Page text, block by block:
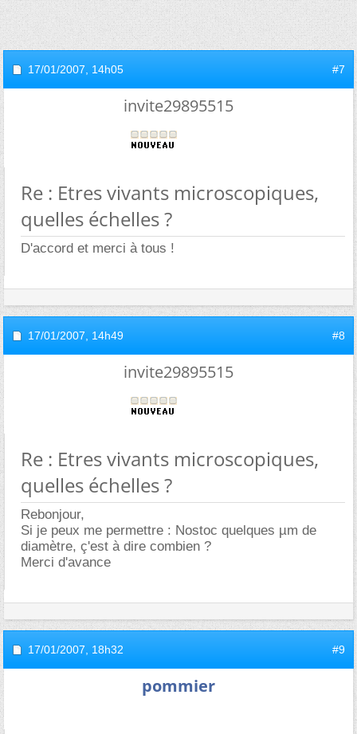
17/01/2007, 14h05 #7
invite29895515
Re : Etres vivants microscopiques,
quelles échelles ?
D'accord et merci à tous !
17/01/2007, 14h49 #8
invite29895515
Re : Etres vivants microscopiques,
quelles échelles ?
Rebonjour,
Si je peux me permettre : Nostoc quelques µm de
diamètre, ç'est à dire combien ?
Merci d'avance
17/01/2007, 18h32 #9
pommier